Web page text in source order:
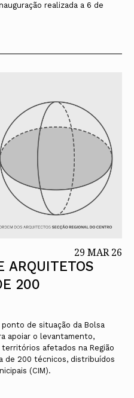
realizada a 6 de
29 MAR 26
ARQUITETOS
200
de situação da Bolsa
apoiar o levantamento,
afetados na Região
de 200 técnicos, distribuídos
(CIM).